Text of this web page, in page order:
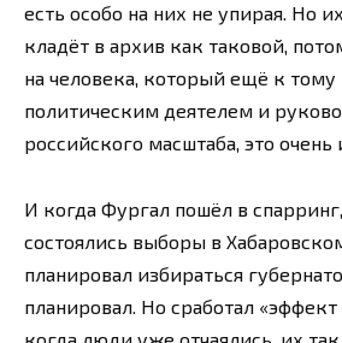
есть особо на них не упирая. Но
кладёт в архив как таковой,
на человека, который ещё к тому
политическим деятелем и
российского масштаба, это очень
И когда Фургал пошёл в
состоялись выборы в
планировал избираться
планировал. Но сработал «эффект
когда люди уже отчаялись, их так